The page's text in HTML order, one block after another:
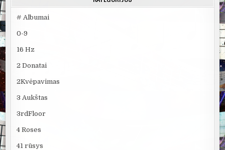
# Albumai
0-9
16 Hz
2 Donatai
2Kvėpavimas
3 Aukštas
3rdFloor
4 Roses
41 rūsys